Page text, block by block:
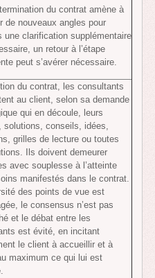
du contrat amène à
de nouveaux angles pour
une clarification supplémentaire
un retour à l’étape
peut s’avérer nécessaire.
du contrat, les consultants
au client, selon sa demande
qui en découle, leurs
solutions, conseils, idées,
grilles de lecture ou toutes
Ils doivent demeurer
avec souplesse à l’atteinte
manifestés dans le contrat.
des points de vue est
le consensus n’est pas
et le débat entre les
est évité, en incitant
le client à accueillir et à
maximum ce qui lui est